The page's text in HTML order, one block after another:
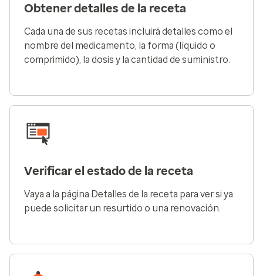
Obtener detalles de la receta
Cada una de sus recetas incluirá detalles como el
nombre del medicamento, la forma (líquido o
comprimido), la dosis y la cantidad de suministro.
Verificar el estado de la receta
Vaya a la página Detalles de la receta para ver si ya
puede solicitar un resurtido o una renovación.